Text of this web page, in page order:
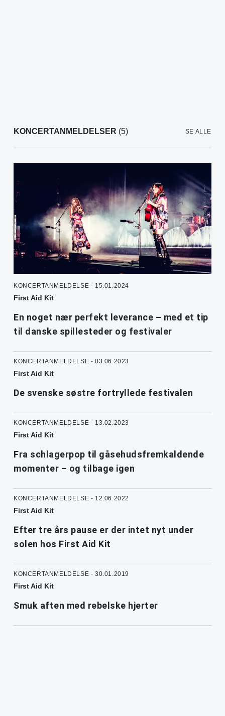
KONCERTANMELDELSER (5) SE ALLE
KONCERTANMELDELSE - 15.01.2024
First Aid Kit
En noget nær perfekt leverance – med et tip
til danske spillesteder og festivaler
KONCERTANMELDELSE - 03.06.2023
First Aid Kit
De svenske søstre fortryllede festivalen
KONCERTANMELDELSE - 13.02.2023
First Aid Kit
Fra schlagerpop til gåsehudsfremkaldende
momenter – og tilbage igen
KONCERTANMELDELSE - 12.06.2022
First Aid Kit
Efter tre års pause er der intet nyt under
solen hos First Aid Kit
KONCERTANMELDELSE - 30.01.2019
First Aid Kit
Smuk aften med rebelske hjerter